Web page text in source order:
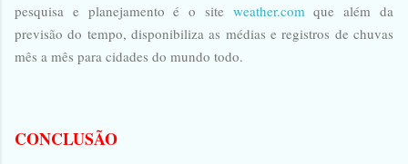
pesquisa e planejamento é o site weather.com que além da
previsão do tempo, disponibiliza as médias e registros de chuvas
mês a mês para cidades do mundo todo.
CONCLUSÃO